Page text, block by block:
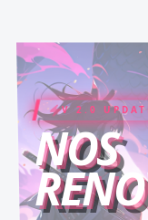
V 2.0
NOS
COIN RUSH
ELITE PASS